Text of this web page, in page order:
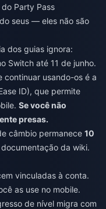
Party Pass
seus — eles não são
dos guias ignora:
Switch até 11 de junho.
continuar usando-os é a
ID), que permite
Se você não
presas.
câmbio permanece 10
da wiki.
vinculadas à conta.
as use no mobile.
de nível migra com